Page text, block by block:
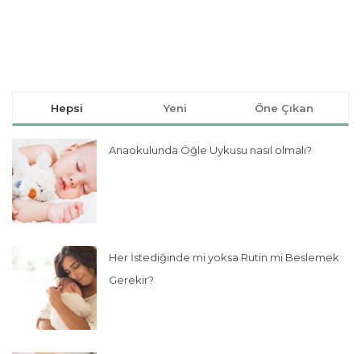
Hepsi Yeni Öne Çıkan
Anaokulunda Öğle Uykusu nasıl olmalı?
Her İstediğinde mi yoksa Rutin mi Beslemek
Gerekir?